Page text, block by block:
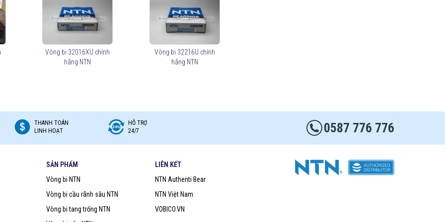
quay, hệ thống truyền động.
lớn và hoạt động liên tục.
32007, 30203, 33207, phù hợp với từng loại máy móc.
yêu cầu tải trọng.
kéo dài tuổi thọ thiết bị.
Vòng bi 32016XU chính
hãng NTN
Vòng bi 32216U chính
hãng NTN
THANH TOÁN
LINH HOẠT
HỖ TRỢ
24/7
0587 776 776
SẢN PHẨM
Vòng bi NTN
Vòng bi cầu rãnh sâu NTN
Vòng bi tang trống NTN
LIÊN KẾT
NTN Authenti Bear
NTN Việt Nam
VOBICO.VN